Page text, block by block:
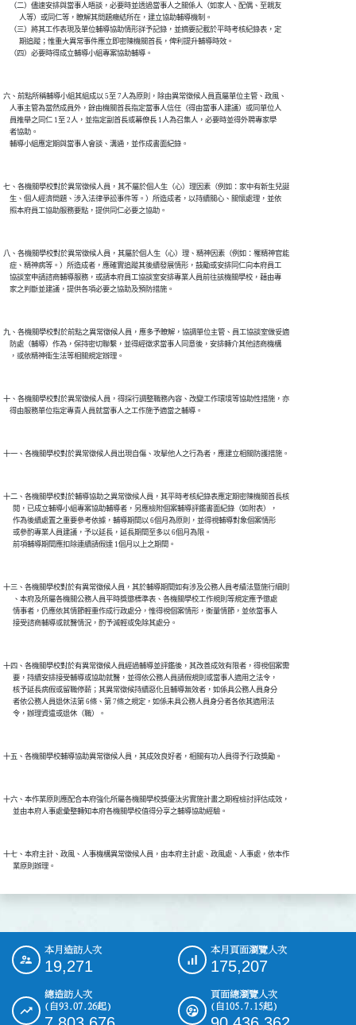
    （二）儘速安排與當事人晤談，必要時並透過當事人之關係人（如家人、配偶、至親友
          人等）或同仁等，瞭解其問題癥結所在，建立協助輔導機制。
    （三）將其工作表現及單位輔導協助情形詳予記錄，並摘要記載於平時考核紀錄表，定
          期追蹤；惟重大異常事件應立即密陳機關首長，俾利提升輔導時效。
六、前點所稱輔導小組其組成以 5至 7人為原則，除由異常徵候人員直屬單位主管、政風、
    人事主管為當然成員外，餘由機關首長指定當事人信任（得由當事人建議）或同單位人
    員推舉之同仁 1至 2人，並指定副首長或幕僚長 1人為召集人，必要時並得外聘專家學
    者協助。
七、各機關學校對於異常徵候人員，其不屬於個人生（心）理因素（例如：家中有新生兒誕
    生、個人經濟問題、涉入法律爭訟事件等。）所造成者，以持續關心、關懷處理，並依
八、各機關學校對於異常徵候人員，其屬於個人生（心）理、精神因素（例如：罹精神官能
    症、精神病等。）所造成者，應確實追蹤其後續發展情形，鼓勵或安排同仁向本府員工
    協談室申請諮商輔導服務，或請本府員工協談室安排專業人員前往該機關學校，藉由專
九、各機關學校對於前點之異常徵候人員，應多予瞭解，協調單位主管、員工協談室做妥適
    防處（輔導）作為，保持密切聯繫，並得經徵求當事人同意後，安排轉介其他諮商機構
十、各機關學校對於異常徵候人員，得採行調整職務內容、改變工作環境等協助性措施，亦
十二、各機關學校對於輔導協助之異常徵候人員，其平時考核紀錄表應定期密陳機關首長核
      閱，已成立輔導小組專案協助輔導者，另應檢附個案輔導評鑑書面紀錄（如附表），
      作為後續處置之重要參考依據，輔導期間以 6個月為原則，並得視輔導對象個案情形
      或參酌專業人員建議，予以延長，延長期間至多以 6個月為限。
十三、各機關學校對於有異常徵候人員，其於輔導期間如有涉及公務人員考績法暨施行細則
      、本府及所屬各機關公務人員平時獎懲標準表、各機關學校工作規則等規定應予懲處
      情事者，仍應依其情節輕重作成行政處分，惟得視個案情形，衡量情節，並依當事人
十四、各機關學校對於有異常徵候人員經過輔導並評鑑後，其改善成效有限者，得視個案需
      要，持續安排接受輔導或協助就醫，並得依公務人員請假規則或當事人適用之法令，
      核予延長病假或留職停薪；其異常徵候持續惡化且輔導無效者，如係具公務人員身分
      者依公務人員退休法第 6條、第 7條之規定，如係未具公務人員身分者各依其適用法
十六、本作業原則應配合本府強化所屬各機關學校獎優汰劣實施計畫之期程檢討評估成效，
十七、本府主計、政風、人事機構異常徵候人員，由本府主計處、政風處、人事處，依本作
::: 本月造訪人次
19,271
本月頁面瀏覽人次
175,207
總造訪人次
(自93.07.26起)
頁面總瀏覽人次
(自105.7.15起)